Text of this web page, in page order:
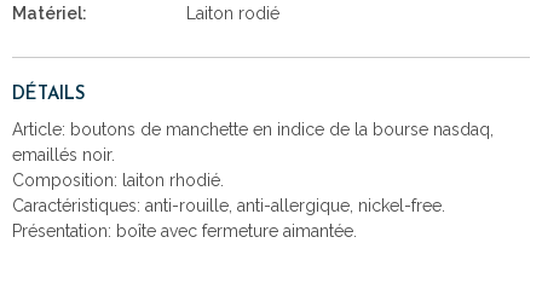
Matériel:
Laiton rodié
DÉTAILS
Article: boutons de manchette en indice de la bourse nasdaq,
emaillés noir.
Composition: laiton rhodié.
Caractéristiques: anti-rouille, anti-allergique, nickel-free.
Présentation: boîte avec fermeture aimantée.